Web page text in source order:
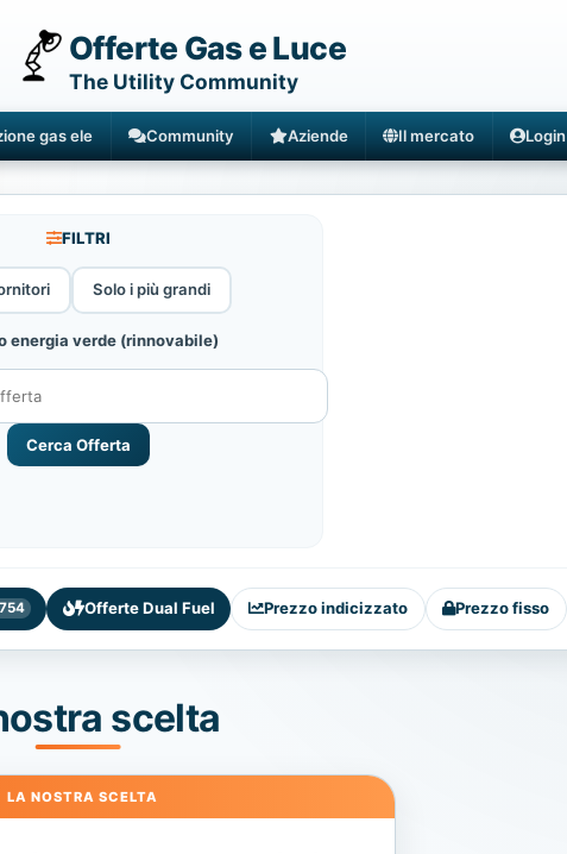
Offerte Gas e Luce
The Utility Community
gas ele Community Aziende Il mercato Login
FILTRI
Solo i più grandi
energia verde (rinnovabile)
Cerca Offerta
Offerte Dual Fuel Prezzo indicizzato Prezzo fisso
scelta